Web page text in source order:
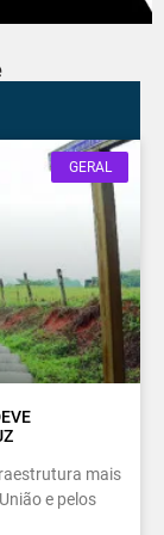
GERAL
mais
e pelos